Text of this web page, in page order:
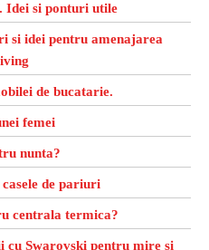
Idei si ponturi utile
si idei pentru amenajarea
de bucatarie.
femei
nunta?
de pariuri
centrala termica?
cu Swarovski pentru mire si